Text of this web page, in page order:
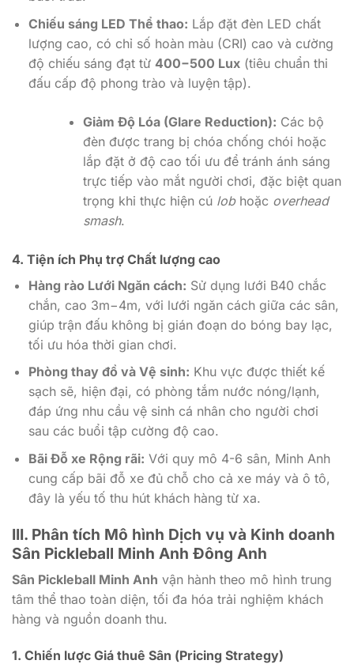
Chiếu sáng LED Thể thao: Lắp đặt đèn LED chất
lượng cao, có chỉ số hoàn màu (CRI) cao và cường
độ chiếu sáng đạt từ 400−500 Lux(tiêu chuẩn thi
đấu cấp độ phong trào và luyện tập).
Giảm Độ Lóa (Glare Reduction): Các bộ
đèn được trang bị chóa chống chói hoặc
lắp đặt ở độ cao tối ưu để tránh ánh sáng
trực tiếp vào mắt người chơi, đặc biệt quan
trọng khi thực hiện cú lobhoặc overhead
smash.
4. Tiện ích Phụ trợ Chất lượng cao
Hàng rào Lưới Ngăn cách: Sử dụng lưới B40 chắc
chắn, cao 3m−4m, với lưới ngăn cách giữa các sân,
giúp trận đấu không bị gián đoạn do bóng bay lạc,
tối ưu hóa thời gian chơi.
Phòng thay đồ và Vệ sinh: Khu vực được thiết kế
sạch sẽ, hiện đại, có phòng tắm nước nóng/lạnh,
đáp ứng nhu cầu vệ sinh cá nhân cho người chơi
sau các buổi tập cường độ cao.
Bãi Đỗ xe Rộng rãi: Với quy mô 4-6 sân, Minh Anh
cung cấp bãi đỗ xe đủ chỗ cho cả xe máy và ô tô,
đây là yếu tố thu hút khách hàng từ xa.
III. Phân tích Mô hình Dịch vụ và Kinh doanh
Sân Pickleball Minh Anh Đông Anh
Sân Pickleball Minh Anh vận hành theo mô hình trung
tâm thể thao toàn diện, tối đa hóa trải nghiệm khách
hàng và nguồn doanh thu.
1. Chiến lược Giá thuê Sân (Pricing Strategy)